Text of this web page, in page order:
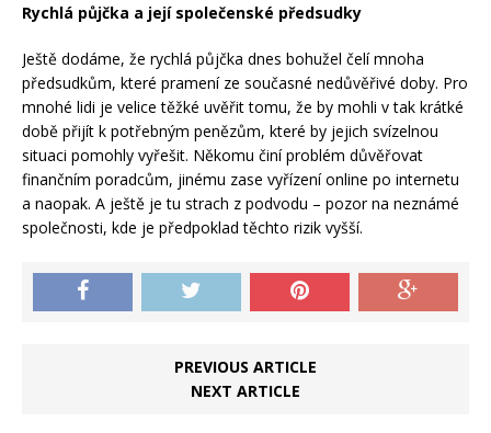
Rychlá půjčka a její společenské předsudky
Ještě dodáme, že rychlá půjčka dnes bohužel čelí mnoha
předsudkům, které pramení ze současné nedůvěřivé doby. Pro
mnohé lidi je velice těžké uvěřit tomu, že by mohli v tak krátké
době přijít k potřebným penězům, které by jejich svízelnou
situaci pomohly vyřešit. Někomu činí problém důvěřovat
finančním poradcům, jinému zase vyřízení online po internetu
a naopak. A ještě je tu strach z podvodu – pozor na neznámé
společnosti, kde je předpoklad těchto rizik vyšší.
PREVIOUS ARTICLE
NEXT ARTICLE